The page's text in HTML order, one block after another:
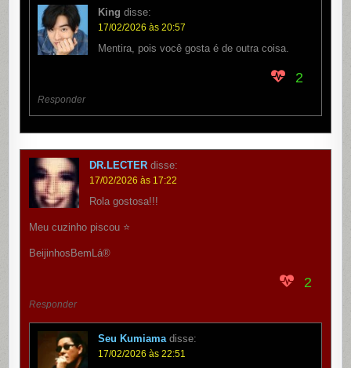
King disse:
17/02/2026 às 20:57
Mentira, pois você gosta é de outra coisa.
2
Responder
DR.LECTER disse:
17/02/2026 às 17:22
Rola gostosa!!!
Meu cuzinho piscou ⭐️
BeijinhosBemLá®
2
Responder
Seu Kumiama disse:
17/02/2026 às 22:51